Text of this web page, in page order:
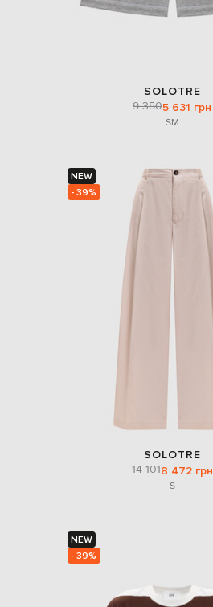
SOLOTRE
9 3505 631 грн
SM
NEW
- 39%
SOLOTRE
14 1018 472 грн
S
NEW
- 39%